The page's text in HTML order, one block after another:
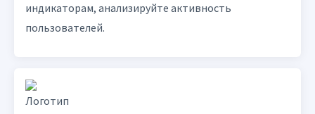
индикаторам, анализируйте активность
пользователей.